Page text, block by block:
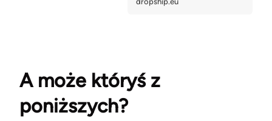
A może któryś z
poniższych?